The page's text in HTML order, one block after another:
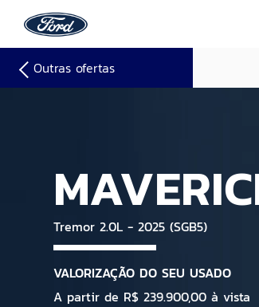
Outras ofertas
Tremor 2.0L - 2025 (SGB5)
VALORIZAÇÃO DO SEU USADO
A partir de R$ 239.900,00 à vista